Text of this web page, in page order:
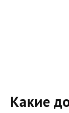
Какие